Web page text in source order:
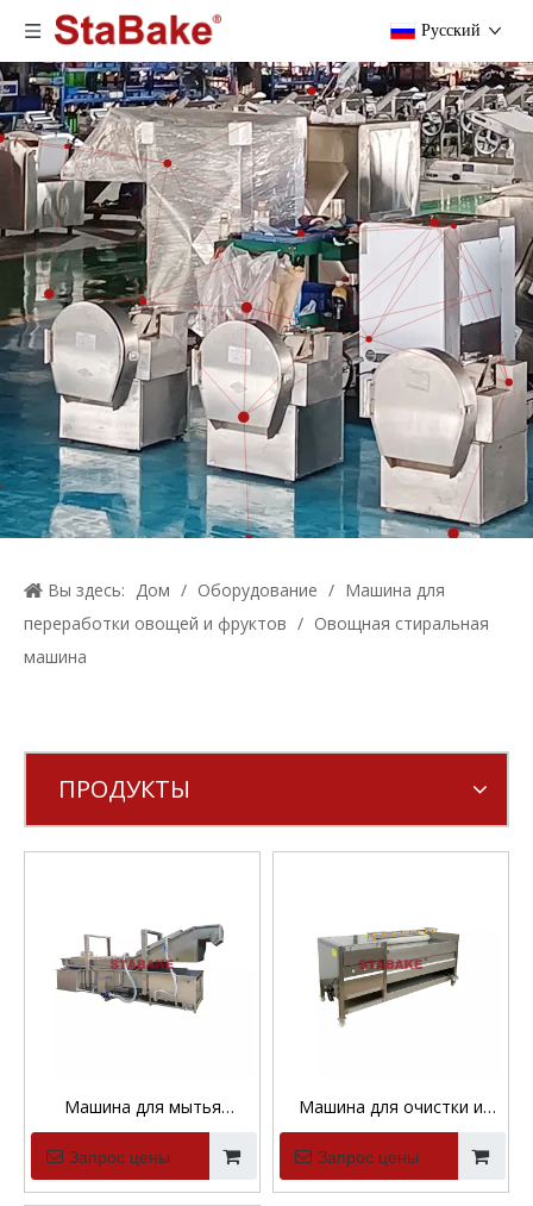
Pусский
Вы здесь: Дом / Оборудование / Машина для
переработки овощей и фруктов / Овощная стиральная
машина
ПРОДУКТЫ
Машина для мытья
фруктов и овощей с
воздушным пузырем серии
QX
Запрос цены
Машина для очистки и
очистки роликовых щеток
для картофеля высокой
производительности
Запрос цены